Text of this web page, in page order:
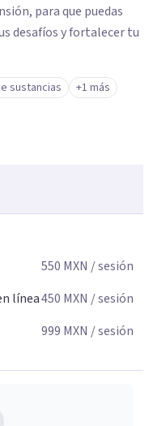
para que puedas
desafíos y fortalecer tu
sustancias +1 más
550 MXN / sesión
línea450 MXN / sesión
999 MXN / sesión